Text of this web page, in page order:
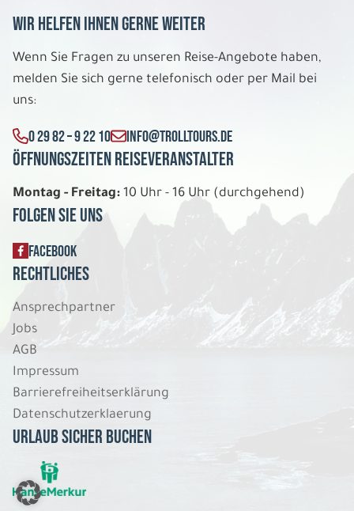
Wir helfen Ihnen gerne weiter
Wenn Sie Fragen zu unseren Reise-Angebote haben,
melden Sie sich gerne telefonisch oder per Mail bei
uns:
0 29 82 – 9 22 10 INFO@TROLLTOURS.DE
Öffnungszeiten Reiseveranstalter
Montag - Freitag: 10 Uhr - 16 Uhr (durchgehend)
Folgen Sie uns
FACEBOOK
Rechtliches
Ansprechpartner
Jobs
AGB
Impressum
Barrierefreiheitserklärung
Datenschutzerklaerung
Urlaub sicher buchen